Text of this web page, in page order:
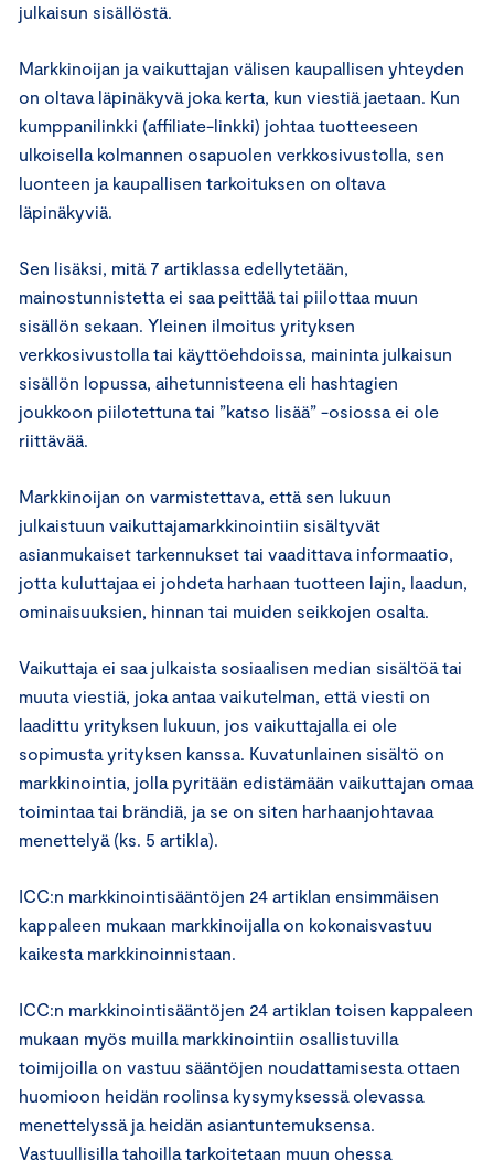
julkaisun sisällöstä.
Markkinoijan ja vaikuttajan välisen kaupallisen yhteyden
on oltava läpinäkyvä joka kerta, kun viestiä jaetaan. Kun
kumppanilinkki (affiliate-linkki) johtaa tuotteeseen
ulkoisella kolmannen osapuolen verkkosivustolla, sen
luonteen ja kaupallisen tarkoituksen on oltava
läpinäkyviä.
Sen lisäksi, mitä 7 artiklassa edellytetään,
mainostunnistetta ei saa peittää tai piilottaa muun
sisällön sekaan. Yleinen ilmoitus yrityksen
verkkosivustolla tai käyttöehdoissa, maininta julkaisun
sisällön lopussa, aihetunnisteena eli hashtagien
joukkoon piilotettuna tai ”katso lisää” -osiossa ei ole
riittävää.
Markkinoijan on varmistettava, että sen lukuun
julkaistuun vaikuttajamarkkinointiin sisältyvät
asianmukaiset tarkennukset tai vaadittava informaatio,
jotta kuluttajaa ei johdeta harhaan tuotteen lajin, laadun,
ominaisuuksien, hinnan tai muiden seikkojen osalta.
Vaikuttaja ei saa julkaista sosiaalisen median sisältöä tai
muuta viestiä, joka antaa vaikutelman, että viesti on
laadittu yrityksen lukuun, jos vaikuttajalla ei ole
sopimusta yrityksen kanssa. Kuvatunlainen sisältö on
markkinointia, jolla pyritään edistämään vaikuttajan omaa
toimintaa tai brändiä, ja se on siten harhaanjohtavaa
menettelyä (ks. 5 artikla).
ICC:n markkinointisääntöjen 24 artiklan ensimmäisen
kappaleen mukaan markkinoijalla on kokonaisvastuu
kaikesta markkinoinnistaan.
ICC:n markkinointisääntöjen 24 artiklan toisen kappaleen
mukaan myös muilla markkinointiin osallistuvilla
toimijoilla on vastuu sääntöjen noudattamisesta ottaen
huomioon heidän roolinsa kysymyksessä olevassa
menettelyssä ja heidän asiantuntemuksensa.
Vastuullisilla tahoilla tarkoitetaan muun ohessa